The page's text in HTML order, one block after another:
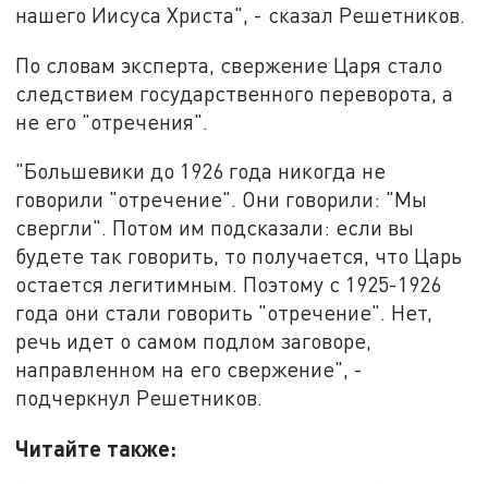
нашего Иисуса Христа", - сказал Решетников.
По словам эксперта, свержение Царя стало
следствием государственного переворота, а
не его "отречения".
"Большевики до 1926 года никогда не
говорили "отречение". Они говорили: "Мы
свергли". Потом им подсказали: если вы
будете так говорить, то получается, что Царь
остается легитимным. Поэтому с 1925-1926
года они стали говорить "отречение". Нет,
речь идет о самом подлом заговоре,
направленном на его свержение", -
подчеркнул Решетников.
Читайте также: